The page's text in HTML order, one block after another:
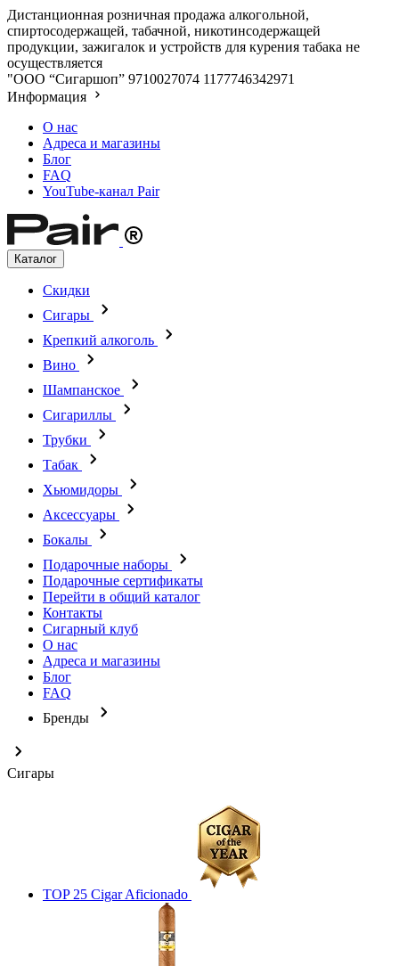
Дистанционная розничная продажа алкогольной,
спиртосодержащей, табачной, никотинсодержащей
продукции, зажигалок и устройств для курения табака не
осуществляется
"ООО “Сигаршоп” 9710027074 1177746342971
Информация
О нас
Адреса и магазины
Блог
FAQ
YouTube-канал Pair
Каталог
Скидки
Сигары
Крепкий алкоголь
Вино
Шампанское
Сигариллы
Трубки
Табак
Хьюмидоры
Аксессуары
Бокалы
Подарочные наборы
Подарочные сертификаты
Перейти в общий каталог
Контакты
Сигарный клуб
О нас
Адреса и магазины
Блог
FAQ
Бренды
Сигары
TOP 25 Cigar Aficionado